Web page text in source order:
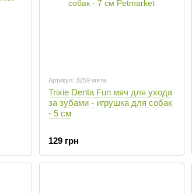
Артикул: 3259 мята
Trixie Denta Fun мяч для ухода
за зубами - игрушка для собак
- 5 см
129 грн